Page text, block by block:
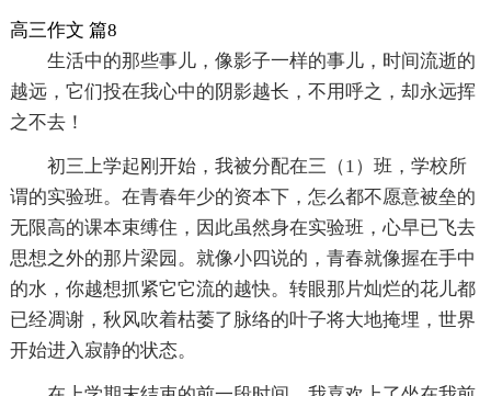
高三作文 篇8
生活中的那些事儿，像影子一样的事儿，时间流逝的
越远，它们投在我心中的阴影越长，不用呼之，却永远挥
之不去！
初三上学起刚开始，我被分配在三（1）班，学校所
谓的实验班。在青春年少的资本下，怎么都不愿意被垒的
无限高的课本束缚住，因此虽然身在实验班，心早已飞去
思想之外的那片梁园。就像小四说的，青春就像握在手中
的水，你越想抓紧它它流的越快。转眼那片灿烂的花儿都
已经凋谢，秋风吹着枯萎了脉络的叶子将大地掩埋，世界
开始进入寂静的状态。